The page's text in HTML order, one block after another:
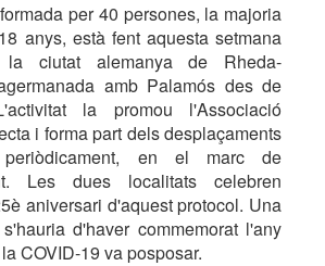
per 40 persones, la majoria
anys, està fent aquesta setmana
ciutat alemanya de Rheda-
amb Palamós des de
la promou l'Associació
i forma part dels desplaçaments
en el marc de
Les dues localitats celebren
aniversari d'aquest protocol. Una
d'haver commemorat l'any
COVID-19 va posposar.